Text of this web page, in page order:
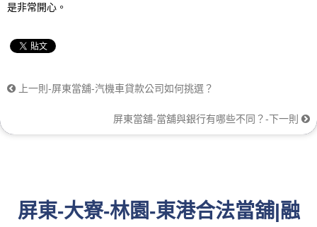
是非常開心。
上一則-屏東當舖-汽機車貸款公司如何挑選？
屏東當舖-當舖與銀行有哪些不同？-下一則
屏東-大寮-林園-東港合法當舖|融